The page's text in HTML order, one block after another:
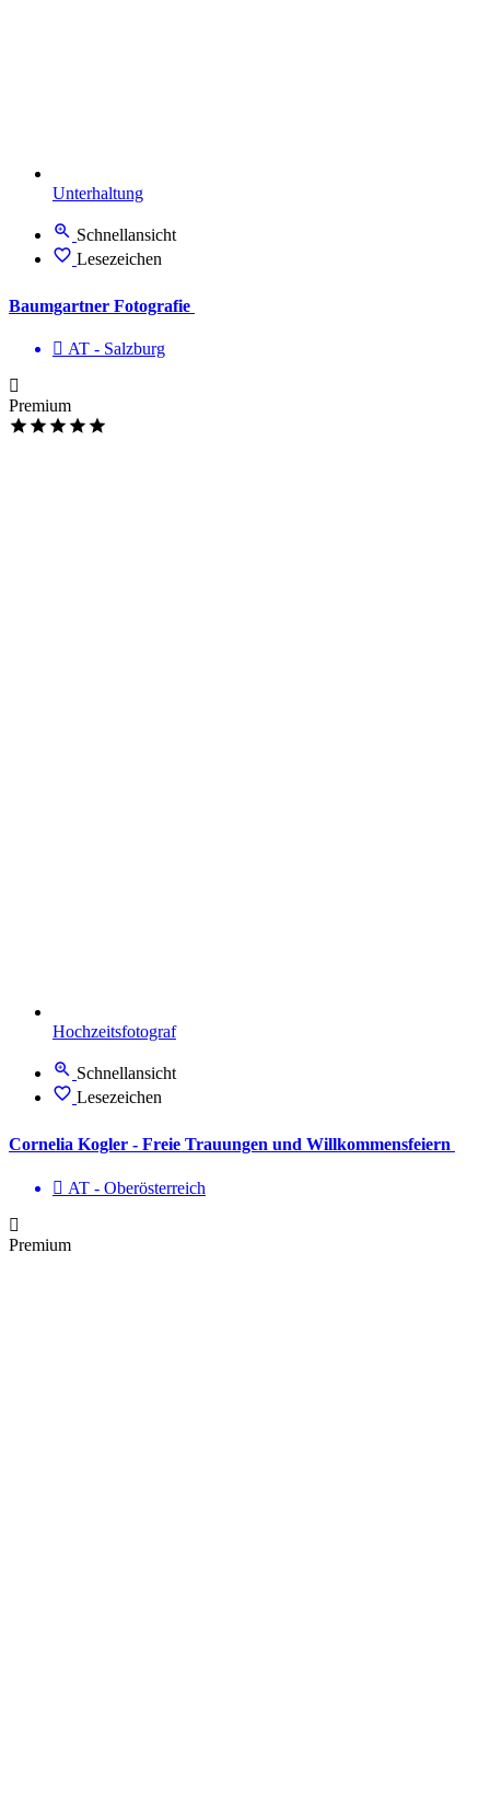
Unterhaltung
Schnellansicht
Lesezeichen
Baumgartner Fotografie
AT - Salzburg
Premium
Hochzeitsfotograf
Schnellansicht
Lesezeichen
Cornelia Kogler - Freie Trauungen und Willkommensfeiern
AT - Ober­österreich
Premium